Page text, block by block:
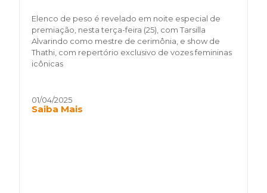
Elenco de peso é revelado em noite especial de
premiação, nesta terça-feira (25), com Tarsilla
Alvarindo como mestre de cerimônia, e show de
Thathi, com repertório exclusivo de vozes femininas
icônicas
01/04/2025
Saiba Mais